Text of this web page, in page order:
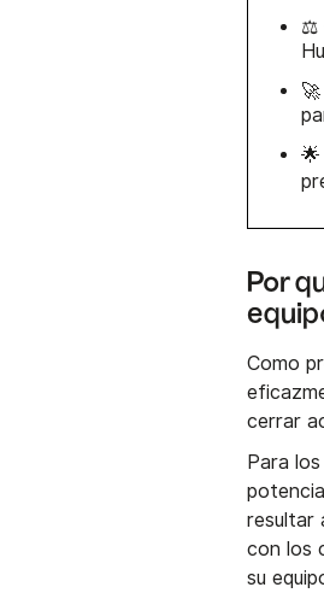
⚖️
🚀
Por
Como
cerrar
Para
resultar
con los
su